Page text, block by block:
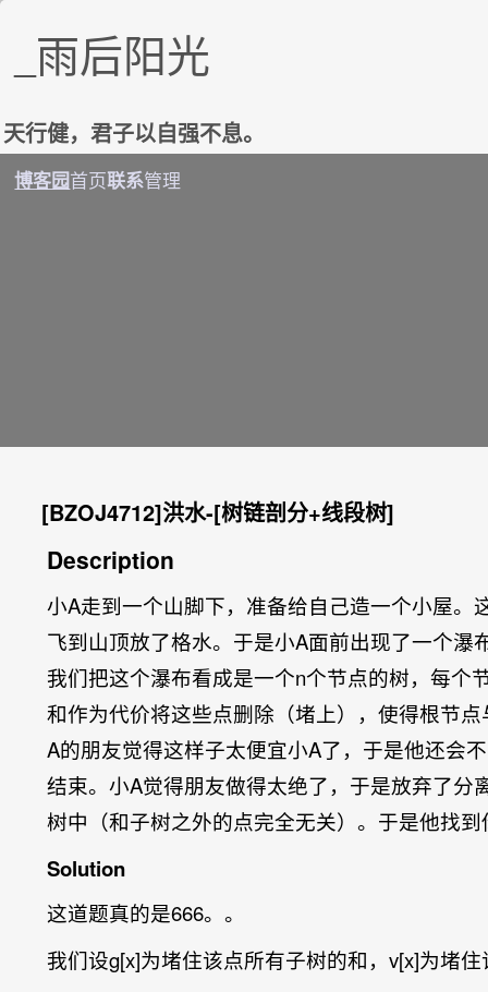
_雨后阳光
天行健，君子以自强不息。
博客园首页联系管理
[BZOJ4712]洪水-[树链剖分+线段树]
Description
小A走到一个山脚下，准备给自己造一个小屋
飞到山顶放了格水。于是小A面前出现了一个
我们把这个瀑布看成是一个n个节点的树，每个
和作为代价将这些点删除（堵上），使得根节
A的朋友觉得这样子太便宜小A了，于是他还会
结束。小A觉得朋友做得太绝了，于是放弃了
树中（和子树之外的点完全无关）。于是他找到
Solution
这道题真的是666。。
我们设g[x]为堵住该点所有子树的和，v[x]为堵